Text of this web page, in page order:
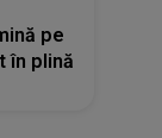
pe
în plină